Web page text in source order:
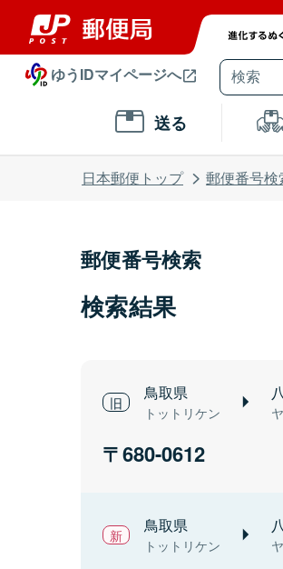
ゆうIDマイページへ
送る
日本郵便トップ 郵便番号検
郵便番号検索
検索結果
鳥取県
トットリケン
680-0612
鳥取県
トットリケン